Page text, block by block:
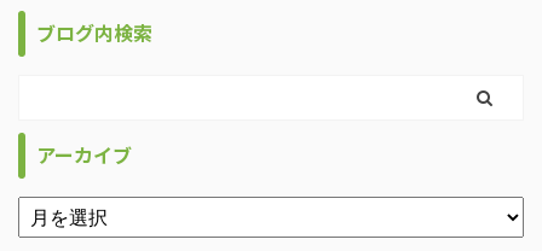
ブログ内検索
アーカイブ